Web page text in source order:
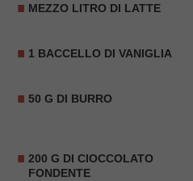
MEZZO LITRO DI LATTE
1 BACCELLO DI VANIGLIA
50 G DI BURRO
200 G DI CIOCCOLATO
FONDENTE